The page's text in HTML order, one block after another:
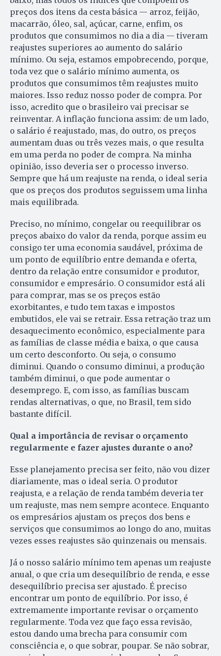
preços dos itens da cesta básica — arroz, feijão,
macarrão, óleo, sal, açúcar, carne, enfim, os
produtos que consumimos no dia a dia — tiveram
reajustes superiores ao aumento do salário
mínimo. Ou seja, estamos empobrecendo, porque,
toda vez que o salário mínimo aumenta, os
produtos que consumimos têm reajustes muito
maiores. Isso reduz nosso poder de compra. Por
isso, acredito que o brasileiro vai precisar se
reinventar. A inflação funciona assim: de um lado,
o salário é reajustado, mas, do outro, os preços
aumentam duas ou três vezes mais, o que resulta
em uma perda no poder de compra. Na minha
opinião, isso deveria ser o processo inverso.
Sempre que há um reajuste na renda, o ideal seria
que os preços dos produtos seguissem uma linha
mais equilibrada.
Preciso, no mínimo, congelar ou reequilibrar os
preços abaixo do valor da renda, porque assim eu
consigo ter uma economia saudável, próxima de
um ponto de equilíbrio entre demanda e oferta,
dentro da relação entre consumidor e produtor,
consumidor e empresário. O consumidor está ali
para comprar, mas se os preços estão
exorbitantes, e tudo tem taxas e impostos
embutidos, ele vai se retrair. Essa retração traz um
desaquecimento econômico, especialmente para
as famílias de classe média e baixa, o que causa
um certo desconforto. Ou seja, o consumo
diminui. Quando o consumo diminui, a produção
também diminui, o que pode aumentar o
desemprego. E, com isso, as famílias buscam
rendas alternativas, o que, no Brasil, tem sido
bastante difícil.
Qual a importância de revisar o orçamento
regularmente e fazer ajustes durante o ano?
Esse planejamento precisa ser feito, não vou dizer
diariamente, mas o ideal seria. O produtor
reajusta, e a relação de renda também deveria ter
um reajuste, mas nem sempre acontece. Enquanto
os empresários ajustam os preços dos bens e
serviços que consumimos ao longo do ano, muitas
vezes esses reajustes são quinzenais ou mensais.
Já o nosso salário mínimo tem apenas um reajuste
anual, o que cria um desequilíbrio de renda, e esse
desequilíbrio precisa ser ajustado. É preciso
encontrar um ponto de equilíbrio. Por isso, é
extremamente importante revisar o orçamento
regularmente. Toda vez que faço essa revisão,
estou dando uma brecha para consumir com
consciência e, o que sobrar, poupar. Se não sobrar,